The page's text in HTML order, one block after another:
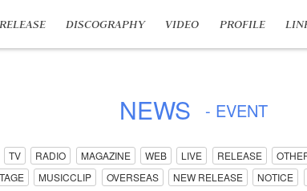
DISCOGRAPHY VIDEO PROFILE
NEWS - EVENT
TV RADIO MAGAZINE WEB LIVE RELEASE
MUSICCLIP OVERSEAS NEW RELEASE NOTICE